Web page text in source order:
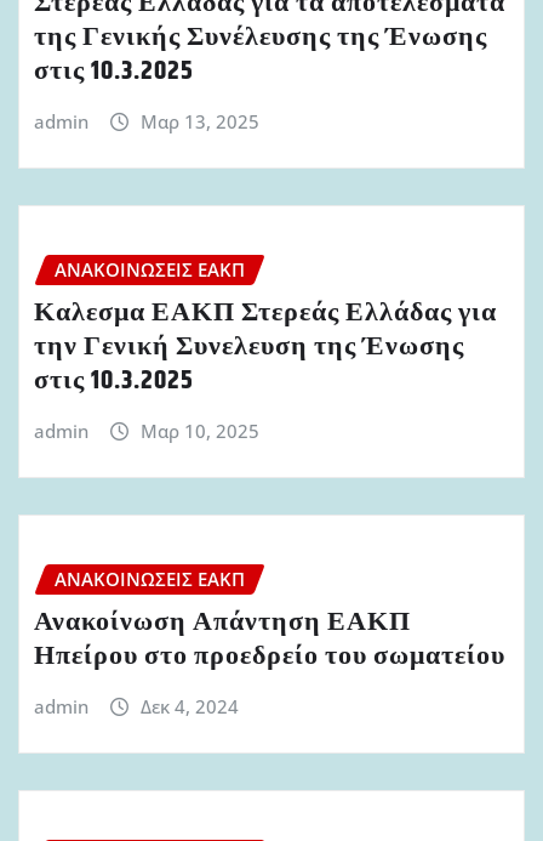
της Γενικής Συνέλευσης της Ένωσης
στις 10.3.2025
admin Μαρ 13, 2025
ΑΝΑΚΟΙΝΏΣΕΙΣ ΕΑΚΠ
Καλεσμα ΕΑΚΠ Στερεάς Ελλάδας για
την Γενική Συνελευση της Ένωσης
στις 10.3.2025
admin Μαρ 10, 2025
ΑΝΑΚΟΙΝΏΣΕΙΣ ΕΑΚΠ
Ανακοίνωση Απάντηση ΕΑΚΠ
Ηπείρου στο προεδρείο του σωματείου
admin Δεκ 4, 2024